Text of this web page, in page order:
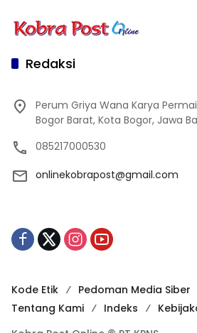
Redaksi
Perum Griya Wana Karya Permai
Bogor Barat, Kota Bogor, Jawa
085217000530
onlinekobrapost@gmail.com
Kode Etik Pedoman Media Siber
Tentang Kami
Indeks